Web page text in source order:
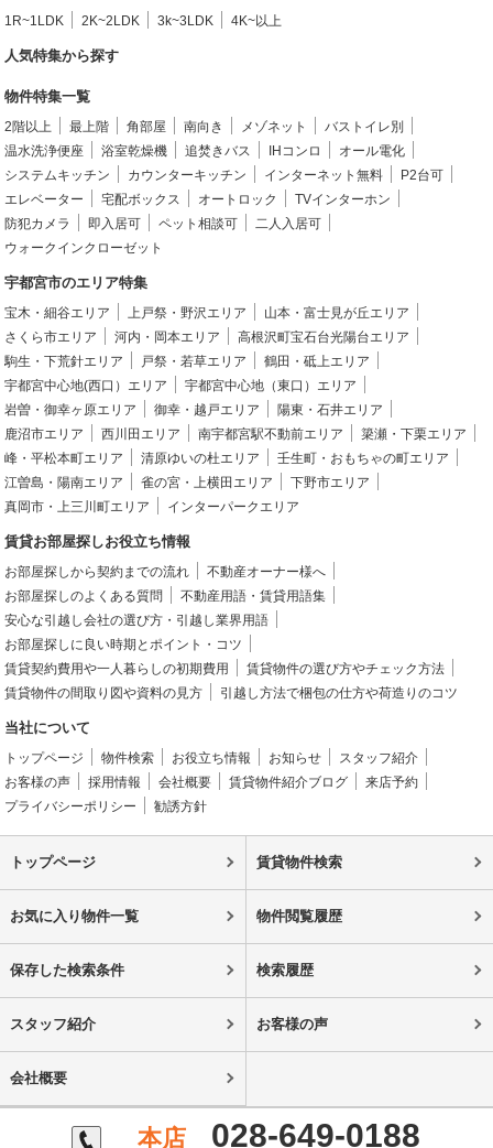
1R~1LDK 2K~2LDK 3k~3LDK 4K~以上
人気特集から探す
物件特集一覧
2階以上 最上階 角部屋 南向き メゾネット
バストイレ別
温水洗浄便座
浴室乾燥機 追焚きバス IHコンロ
オール電化
システムキッチン
カウンターキッチン インターネット無料
P2台可
エレベーター
宅配ボックス オートロック
TVインターホン
防犯カメラ
即入居可 ペット相談可
二人入居可
ウォークインクローゼット
宇都宮市のエリア特集
宝木・細谷エリア 上戸祭・野沢エリア
山本・富士見が丘エリア
さくら市エリア
河内・岡本エリア
高根沢町宝石台光陽台エリア
駒生・下荒針エリア
戸祭・若草エリア
鶴田・砥上エリア
宇都宮中心地(西口）エリア
宇都宮中心地（東口）エリア
岩曽・御幸ヶ原エリア
御幸・越戸エリア
陽東・石井エリア
鹿沼市エリア
西川田エリア 南宇都宮駅不動前エリア
簗瀬・下栗エリア
峰・平松本町エリア
清原ゆいの杜エリア
壬生町・おもちゃの町エリア
江曽島・陽南エリア
雀の宮・上横田エリア
下野市エリア
真岡市・上三川町エリア
インターパークエリア
賃貸お部屋探しお役立ち情報
お部屋探しから契約までの流れ
不動産オーナー様へ
お部屋探しのよくある質問
不動産用語・賃貸用語集
安心な引越し会社の選び方・引越し業界用語
お部屋探しに良い時期とポイント・コツ
賃貸契約費用や一人暮らしの初期費用
賃貸物件の選び方やチェック方法
賃貸物件の間取り図や資料の見方
引越し方法で梱包の仕方や荷造りのコツ
当社について
トップページ 物件検索 お役立ち情報 お知らせ
スタッフ紹介
お客様の声
採用情報 会社概要 賃貸物件紹介ブログ
来店予約
プライバシーポリシー
勧誘方針
トップページ 賃貸物件検索
お気に入り物件一覧 物件閲覧履歴
保存した検索条件 検索履歴
スタッフ紹介 お客様の声
会社概要
本店 028-649-0188